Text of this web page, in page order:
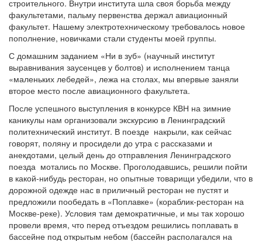
строительного. Внутри института шла своя борьба между
факультетами, пальму первенства держал авиационный
факультет. Нашему электротехническому требовалось новое
пополнение, новичками стали студенты моей группы.
С домашним заданием «Ни в зуб» (научный институт
выравнивания заусенцев у болтов) и исполнением танца
«маленьких лебедей», лежа на столах, мы впервые заняли
второе место после авиационного факультета.
После успешного выступления в конкурсе КВН на зимние
каникулы нам организовали экскурсию в Ленинградский
политехнический институт. В поезде накрыли, как сейчас
говорят, поляну и просидели до утра с рассказами и
анекдотами, целый день до отправления Ленинградского
поезда мотались по Москве. Проголодавшись, решили пойти
в какой-нибудь ресторан, но опытные товарищи убедили, что в
дорожной одежде нас в приличный ресторан не пустят и
предложили пообедать в «Поплавке» (кораблик-ресторан на
Москве-реке). Условия там демократичные, и мы так хорошо
провели время, что перед отъездом решились поплавать в
бассейне под открытым небом (бассейн располагался на